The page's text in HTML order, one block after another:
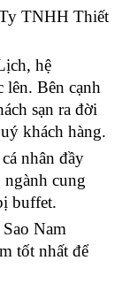
TNHH Thiết
hệ
lên. Bên cạnh
sạn ra đời
khách hàng.
nhân đầy
cung
buffet.
Nam
tốt nhất để